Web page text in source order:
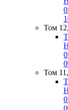
Том
Том